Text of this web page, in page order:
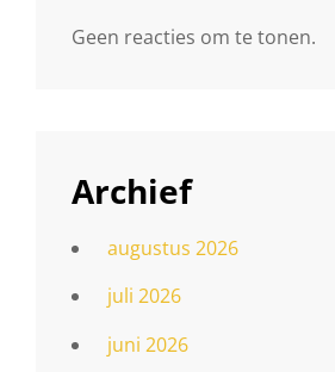
Geen reacties om te tonen.
Archief
augustus 2026
juli 2026
juni 2026